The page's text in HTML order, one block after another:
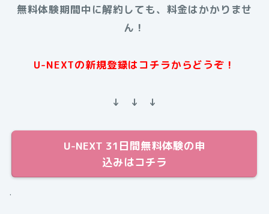
無料体験期間中に解約しても、料金はかかりませ
ん！
U-NEXTの新規登録はコチラからどうぞ！
↓ ↓ ↓
U-NEXT 31日間無料体験の申
込みはコチラ
.